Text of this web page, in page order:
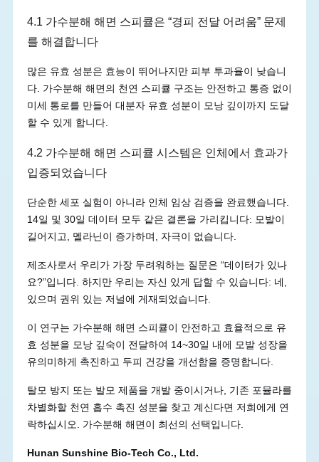
4.1 가수분해 해면 스피큘은 “경피 전달 어려움” 문제
를 해결합니다
많은 유효 성분은 효능이 뛰어나지만 피부 투과율이 낮습니
다. 가수분해 해면의 천연 스피큘 구조는 안전하고 통증 없이
미세 통로를 만들어 대분자 유효 성분이 모낭 깊이까지 도달
할 수 있게 합니다.
4.2 가수분해 해면 스피큘 시스템은 인체에서 효과가
입증되었습니다
단순한 세포 실험이 아니라 인체 임상 검증을 완료했습니다.
14일 및 30일 데이터 모두 같은 결론을 가리킵니다: 모발이
길어지고, 멜라닌이 증가하며, 자극이 없습니다.
제조사로서 우리가 가장 두려워하는 질문은 “데이터가 있나
요?”입니다. 하지만 우리는 자신 있게 답할 수 있습니다: 네,
있으며 권위 있는 저널에 게재되었습니다.
이 연구는 가수분해 해면 스피큘이 안전하고 효율적으로 유
효 성분을 모낭 깊숙이 전달하여 14~30일 내에 모발 성장을
유의미하게 촉진하고 두피 건강을 개선함을 증명합니다.
탈모 방지 또는 발모 제품을 개발 중이시거나, 기존 포뮬라를
차별화할 천연 흡수 촉진 성분을 찾고 계신다면 저희에게 연
락하십시오. 가수분해 해면이 최선의 선택입니다.
Hunan Sunshine Bio-Tech Co., Ltd.